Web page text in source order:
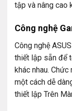
tập và nâng cao
Công nghệ
Công nghệ
thiết lập sẵn để
khác nhau.
một cách dễ
thiết lập Trên